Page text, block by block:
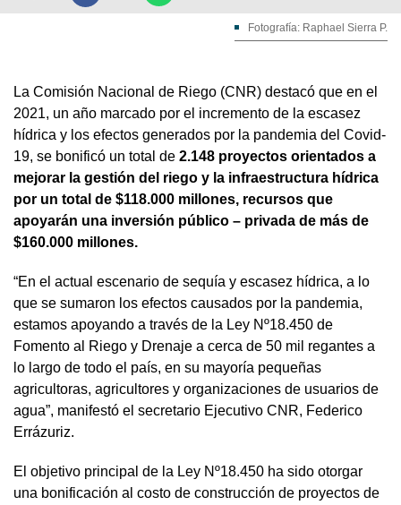
Fotografía: Raphael Sierra P.
La Comisión Nacional de Riego (CNR) destacó que en el
2021, un año marcado por el incremento de la escasez
hídrica y los efectos generados por la pandemia del Covid-
19, se bonificó un total de 2.148 proyectos orientados a
mejorar la gestión del riego y la infraestructura hídrica
por un total de $118.000 millones, recursos que
apoyarán una inversión público – privada de más de
$160.000 millones.
“En el actual escenario de sequía y escasez hídrica, a lo
que se sumaron los efectos causados por la pandemia,
estamos apoyando a través de la Ley Nº18.450 de
Fomento al Riego y Drenaje a cerca de 50 mil regantes a
lo largo de todo el país, en su mayoría pequeñas
agricultoras, agricultores y organizaciones de usuarios de
agua”, manifestó el secretario Ejecutivo CNR, Federico
Errázuriz.
El objetivo principal de la Ley Nº18.450 ha sido otorgar
una bonificación al costo de construcción de proyectos de